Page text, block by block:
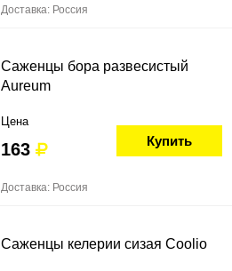
Доставка: Россия
Саженцы бора развесистый
Aureum
Цена
163 Купить
Доставка: Россия
Саженцы келерии сизая Coolio